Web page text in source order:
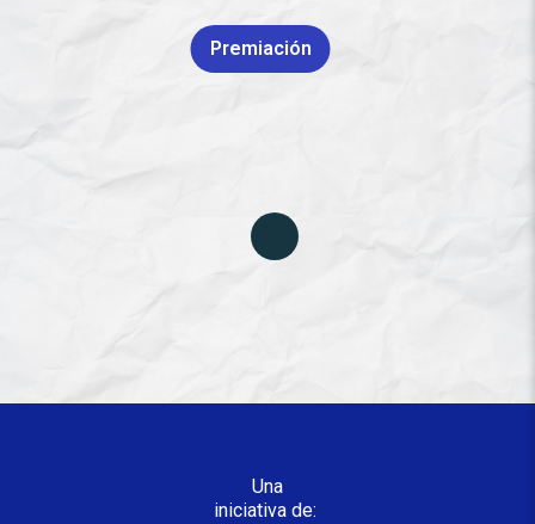
Premiación
Una
iniciativa de: